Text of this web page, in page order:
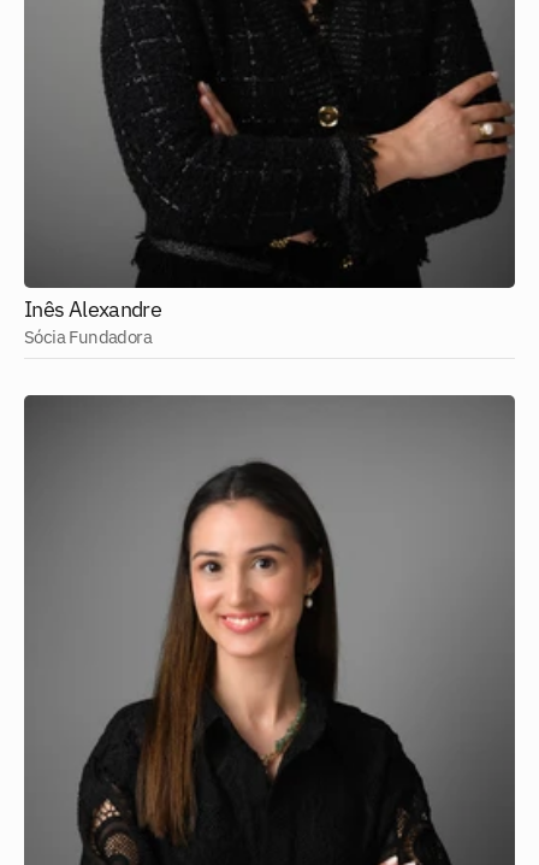
Inês Alexandre
Sócia Fundadora